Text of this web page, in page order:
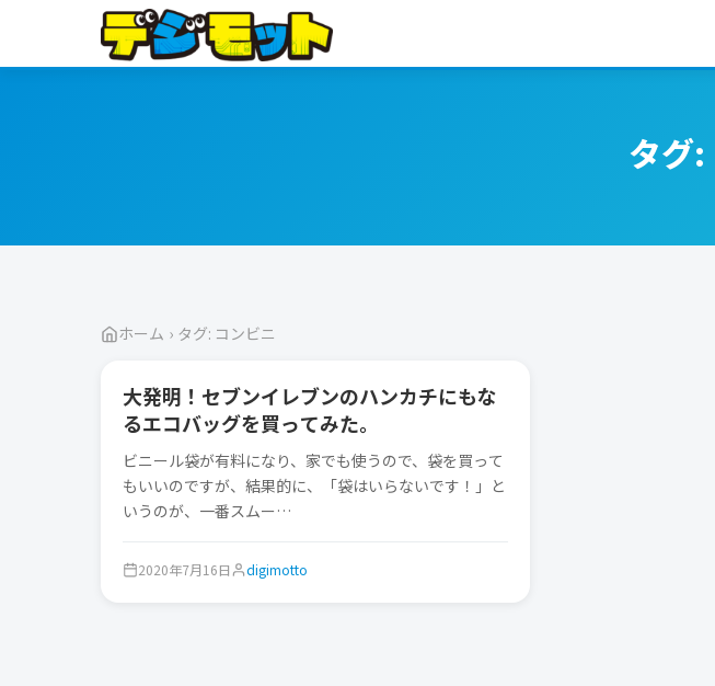
タグ:
ホーム › タグ: コンビニ
ガジェット
大発明！セブンイレブンのハンカチにもな
るエコバッグを買ってみた。
ビニール袋が有料になり、家でも使うので、袋を買って
もいいのですが、結果的に、「袋はいらないです！」と
いうのが、一番スムー…
2020年7月16日 digimotto